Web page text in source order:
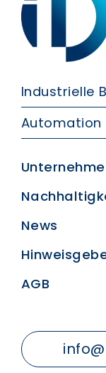
Industrielle
Automation
News
AGB